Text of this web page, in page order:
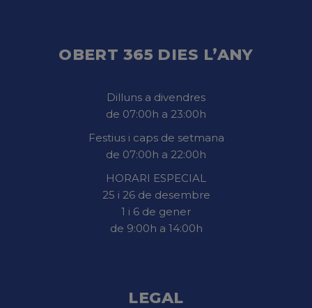
OBERT 365 DIES L’ANY
Dilluns a divendres
de 07:00h a 23:00h
Festius i caps de setmana
de 07:00h a 22:00h
HORARI ESPECIAL
25 i 26 de desembre
1 i 6 de gener
de 9:00h a 14:00h
LEGAL